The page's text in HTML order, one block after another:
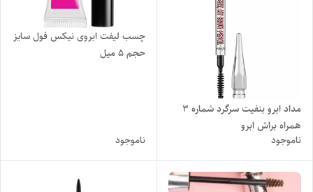
مداد ابرو بنفیت سرگرد شماره ۳
همراه براش ابرو
ناموجود
چسب لیفت ابروی نیکس فول سایز
حجم ۵ میل
ناموجود